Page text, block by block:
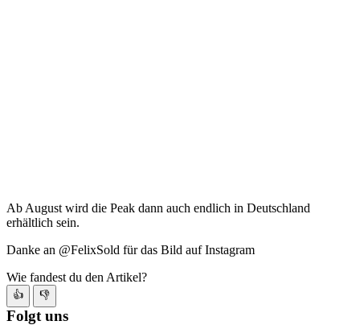
Ab August wird die Peak dann auch endlich in Deutschland
erhältlich sein.
Danke an @FelixSold für das Bild auf Instagram
Wie fandest du den Artikel?
👍 👎
Folgt uns